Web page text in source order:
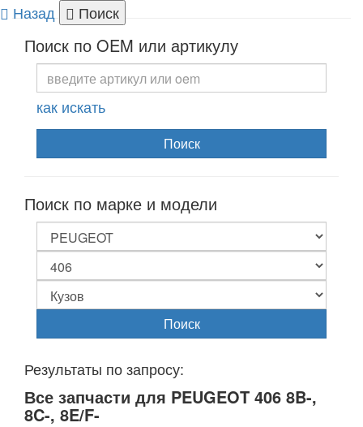
Назад Поиск
Поиск по OEM или артикулу
как искать
Поиск
Поиск по марке и модели
Поиск
Результаты по запросу:
Все запчасти для PEUGEOT 406 8B-,
8C-, 8E/F-